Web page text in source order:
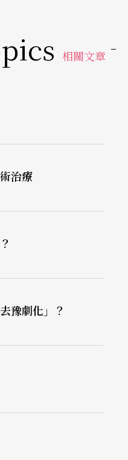
，想要成為一名舞蹈
清楚，要接受的專業
感分析等，以及相關
的病患、不同病情、
標。
覺察和肢體探索，增
作的表達，釋放隱藏
體驗到內在深層的情
驗人與人之間的支
不一定要具備心理學
導中心、張老師、婦
開設舞蹈治療工作坊
台灣舞蹈治療研究
表達性藝術治療最積
與國內外舞蹈治療協
療書籍之外，也接受
相關文章
治療
豫劇化」？